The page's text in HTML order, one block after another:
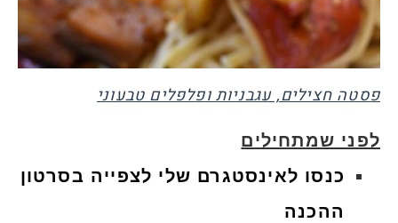
פסטה חצילים, עגבניות ופלפלים טבעוני
לפני שמתחילים
כנסו לאינסטגרם שלי לצפייה בסרטון
ההכנה